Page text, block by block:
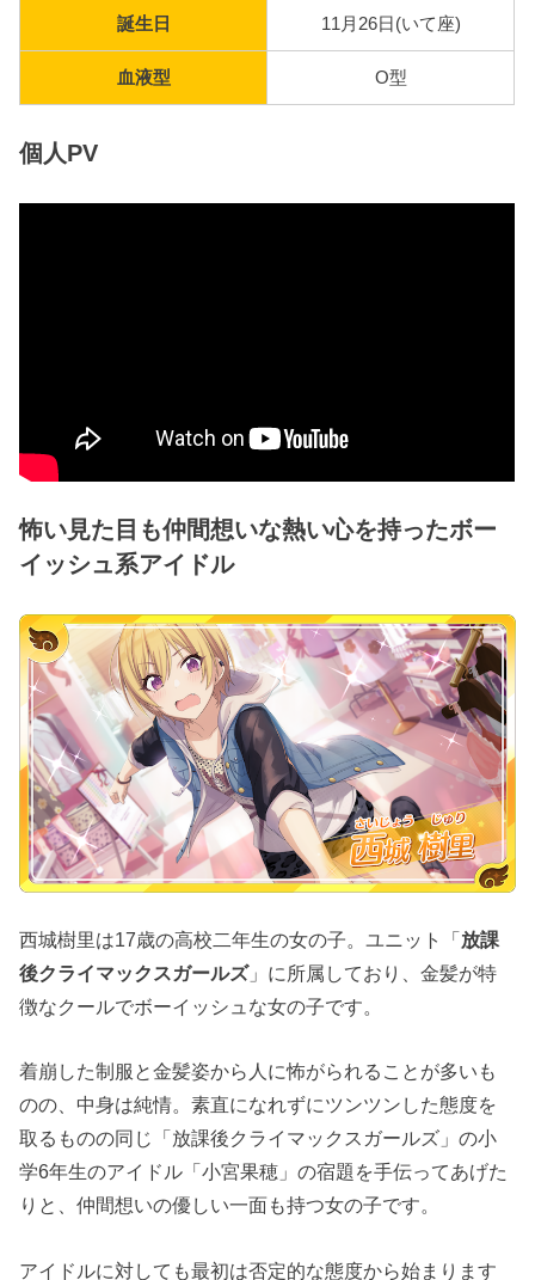
誕生日 11月26日(いて座)
血液型 O型
個人PV
怖い見た目も仲間想いな熱い心を持ったボー
イッシュ系アイドル
西城樹里は17歳の高校二年生の女の子。ユニット「放課
後クライマックスガールズ」に所属しており、金髪が特
徴なクールでボーイッシュな女の子です。
着崩した制服と金髪姿から人に怖がられることが多いも
のの、中身は純情。素直になれずにツンツンした態度を
取るものの同じ「放課後クライマックスガールズ」の小
学6年生のアイドル「小宮果穂」の宿題を手伝ってあげた
りと、仲間想いの優しい一面も持つ女の子です。
アイドルに対しても最初は否定的な態度から始まります